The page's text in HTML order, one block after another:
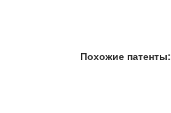
Похожие патенты: